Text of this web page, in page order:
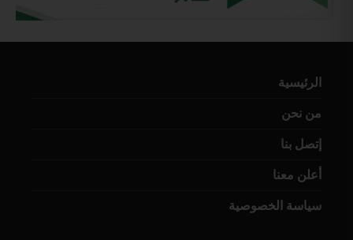
الرئيسية
من نحن
إتصل بنا
أعلن معنا
سياسة الخصوصية